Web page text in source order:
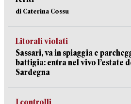
di Caterina Cossu
Litorali violati
Sassari, va in spiaggia e
battigia: entra nel vivo l’estate
Sardegna